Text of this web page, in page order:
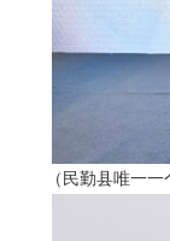
（民勤县唯一